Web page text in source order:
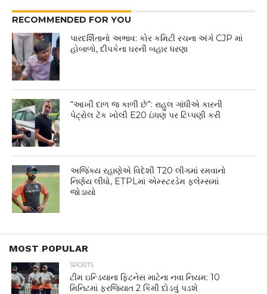
RECOMMENDED FOR YOU
પારદર્શિતાનો અભાવ: કોર કમિટી રચના અંગે CJP માં
હોબાળો, દીપકેના ઘરની બહાર ધરણા
“આખી દાળ જ કાળી છે”: રાહુલ ગાંધીએ કારની
પેટ્રોલ ટેંક ખોલી E20 ઇંધણ પર ટિપ્પણી કરી
અજિંક્ય રહાણેએ વિદેશી T20 લીગમાં રમવાનો
નિર્ણય લીધો, ETPLમાં એમ્સ્ટરડેમ ફ્લેમ્સમાં
જોડાયો
MOST POPULAR
SPORTS
ટીમ ઇન્ડિયાના ફિટનેસ માટેના નવા નિયમ: 10
મિનિટમાં ફરજિયાત 2 કિમી દોડવું પડશે